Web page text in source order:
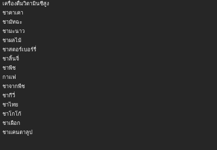
เครื่องดื่มวิตามินซีสูง
ชาคาเคา
ชามัทฉะ
ชามะนาว
ชาผลไม้
ชาสตอร์เบอร์รี่
ชาลิ้นจี่
ชาพีช
กาแฟ
ชาจากพืช
ชากีวี่
ชาไทย
ชาโกโก้
ชาเผือก
ชาแคนตาลูป